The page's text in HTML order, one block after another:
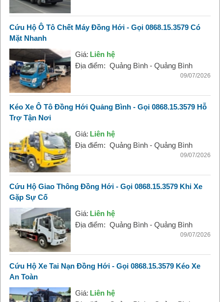
Cứu Hộ Ô Tô Chết Máy Đồng Hới - Gọi 0868.15.3579 Có
Mặt Nhanh
Giá: Liên hệ
Địa điểm: Quảng Bình - Quảng Bình
09/07/2026
Kéo Xe Ô Tô Đồng Hới Quảng Bình - Gọi 0868.15.3579 Hỗ
Trợ Tận Nơi
Giá: Liên hệ
Địa điểm: Quảng Bình - Quảng Bình
09/07/2026
Cứu Hộ Giao Thông Đồng Hới - Gọi 0868.15.3579 Khi Xe
Gặp Sự Cố
Giá: Liên hệ
Địa điểm: Quảng Bình - Quảng Bình
09/07/2026
Cứu Hộ Xe Tai Nạn Đồng Hới - Gọi 0868.15.3579 Kéo Xe
An Toàn
Giá: Liên hệ